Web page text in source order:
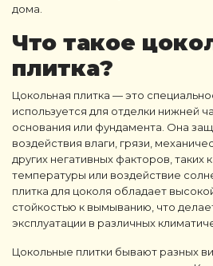
дома.
Что такое
плитка?
Цокольная плитка — это
используется для отделки нижней
основания или фундамента. Она
воздействия влаги, грязи,
других негативных факторов, таких
температуры или воздействие
плитка для цоколя обладает
стойкостью к вымыванию, что
эксплуатации в различных
Цокольные плитки бывают разных